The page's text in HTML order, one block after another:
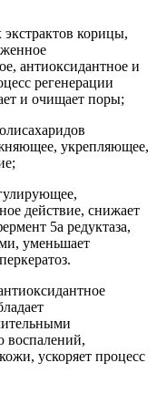
корицы,
антиоксидантное и
регенерации
и очищает поры;
укрепляющее,
действие, снижает
5а редуктаза,
уменьшает
воспалений,
ускоряет процесс